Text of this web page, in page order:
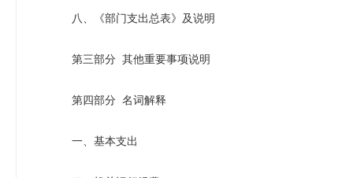
八、《部门支出总表》及说明
第三部分 其他重要事项说明
第四部分 名词解释
一、基本支出